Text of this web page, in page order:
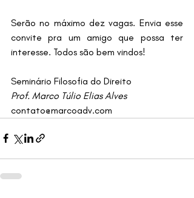
Serão no máximo dez vagas. Envia esse
convite pra um amigo que possa ter
interesse. Todos são bem vindos!
Seminário Filosofia do Direito
Prof. Marco Túlio Elias Alves
contato@marcoadv.com